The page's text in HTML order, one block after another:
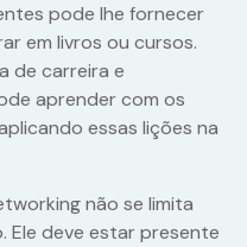
pode lhe fornecer
em livros ou cursos.
de carreira e
aprender com os
essas lições na
não se limita
Ele deve estar presente